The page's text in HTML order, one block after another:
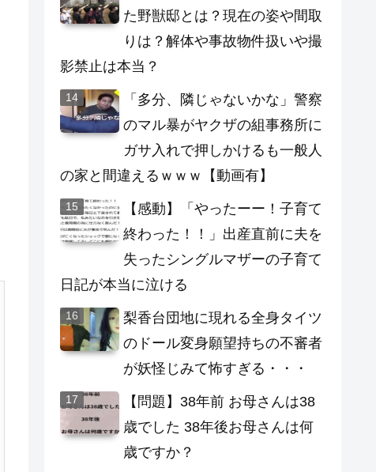
た野獣邸とは？現在の姿や間取
りは？解体や事故物件扱いや撮
影禁止は本当？
「多分、隣じゃないかな」警察
のマル暴がヤクザの組事務所に
ガサ入れで押しかけるも一般人
の家と間違えるｗｗｗ【動画有】
【感動】「やったーー！子育て
終わった！！」出産直前に夫を
失ったシングルマザーの子育て
日記が本当に泣ける
梨香台団地に現れる全身タイツ
のドール変身願望持ちの不審者
が妖怪じみて怖すぎる・・・
【問題】38年前 お母さんは38
歳でした 38年後お母さんは何
歳ですか？